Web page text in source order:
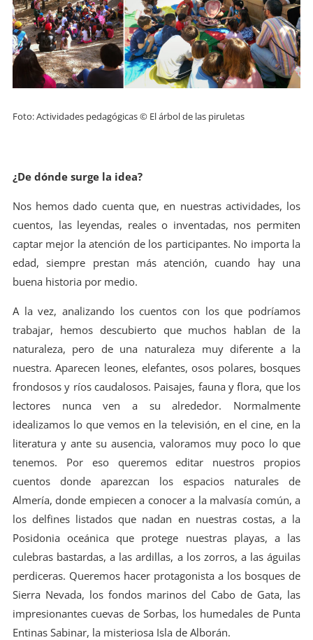
Foto: Actividades pedagógicas © El árbol de las piruletas
¿De dónde surge la idea?
Nos hemos dado cuenta que, en nuestras actividades, los
cuentos, las leyendas, reales o inventadas, nos permiten
captar mejor la atención de los participantes. No importa la
edad, siempre prestan más atención, cuando hay una
buena historia por medio.
A la vez, analizando los cuentos con los que podríamos
trabajar, hemos descubierto que muchos hablan de la
naturaleza, pero de una naturaleza muy diferente a la
nuestra. Aparecen leones, elefantes, osos polares, bosques
frondosos y ríos caudalosos. Paisajes, fauna y flora, que los
lectores nunca ven a su alrededor. Normalmente
idealizamos lo que vemos en la televisión, en el cine, en la
literatura y ante su ausencia, valoramos muy poco lo que
tenemos. Por eso queremos editar nuestros propios
cuentos donde aparezcan los espacios naturales de
Almería, donde empiecen a conocer a la malvasía común, a
los delfines listados que nadan en nuestras costas, a la
Posidonia oceánica que protege nuestras playas, a las
culebras bastardas, a las ardillas, a los zorros, a las águilas
perdiceras. Queremos hacer protagonista a los bosques de
Sierra Nevada, los fondos marinos del Cabo de Gata, las
impresionantes cuevas de Sorbas, los humedales de Punta
Entinas Sabinar, la misteriosa Isla de Alborán.